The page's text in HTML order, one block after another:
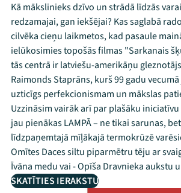
Kā mākslinieks dzīvo un strādā līdzās
redzamajai, gan iekšējai? Kas saglabā
cilvēka cieņu laikmetos, kad pasaule
ielūkosimies topošās filmas "Sarkanais
tās centrā ir latviešu-amerikāņu
Raimonds Staprāns, kurš 99 gadu
uzticīgs perfekcionismam un mākslas
Uzzināsim vairāk arī par plašāku iniciatīvu
jau pienākas LAMPĀ – ne tikai sarunas,
līdzpaņemtajā mīļākajā termokrūzē
Omītes Daces siltu piparmētru tēju ar
Īvāna medu vai - Opīša Dravnieka aukstu
SKATĪTIES IERAKSTU